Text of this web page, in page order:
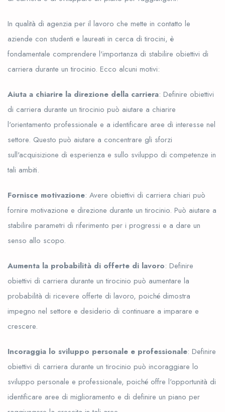
In qualità di agenzia per il lavoro che mette in contatto le
aziende con studenti e laureati in cerca di tirocini, è
fondamentale comprendere l'importanza di stabilire obiettivi di
carriera durante un tirocinio. Ecco alcuni motivi:
Aiuta a chiarire la direzione della carriera: Definire obiettivi
di carriera durante un tirocinio può aiutare a chiarire
l'orientamento professionale e a identificare aree di interesse nel
settore. Questo può aiutare a concentrare gli sforzi
sull'acquisizione di esperienza e sullo sviluppo di competenze in
tali ambiti.
Fornisce motivazione: Avere obiettivi di carriera chiari può
fornire motivazione e direzione durante un tirocinio. Può aiutare a
stabilire parametri di riferimento per i progressi e a dare un
senso allo scopo.
Aumenta la probabilità di offerte di lavoro: Definire
obiettivi di carriera durante un tirocinio può aumentare la
probabilità di ricevere offerte di lavoro, poiché dimostra
impegno nel settore e desiderio di continuare a imparare e
crescere.
Incoraggia lo sviluppo personale e professionale: Definire
obiettivi di carriera durante un tirocinio può incoraggiare lo
sviluppo personale e professionale, poiché offre l'opportunità di
identificare aree di miglioramento e di definire un piano per